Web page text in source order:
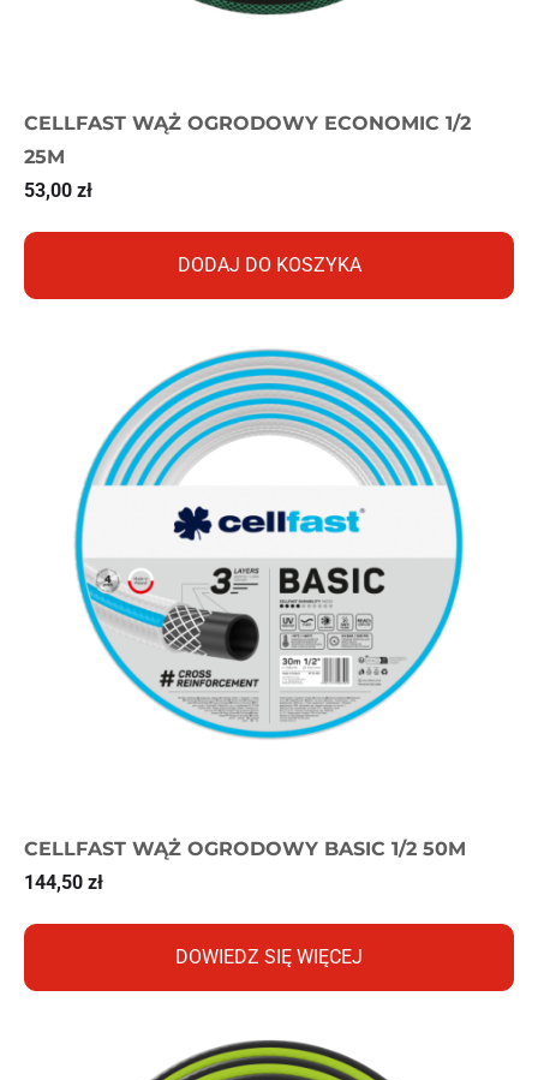
CELLFAST WĄŻ OGRODOWY ECONOMIC 1/2
25M
53,00 zł
DODAJ DO KOSZYKA
CELLFAST WĄŻ OGRODOWY BASIC 1/2 50M
144,50 zł
DOWIEDZ SIĘ WIĘCEJ